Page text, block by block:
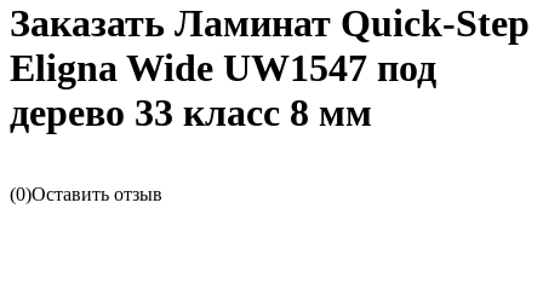
Заказать Ламинат Quick-Step
Eligna Wide UW1547 под
дерево 33 класс 8 мм
(0)Оставить отзыв